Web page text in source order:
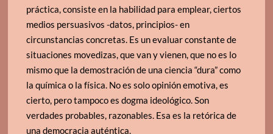
práctica, consiste en la habilidad para emplear, ciertos
medios persuasivos -datos, principios- en
circunstancias concretas. Es un evaluar constante de
situaciones movedizas, que van y vienen, que no es lo
mismo que la demostración de una ciencia “dura” como
la química o la física. No es solo opinión emotiva, es
cierto, pero tampoco es dogma ideológico. Son
verdades probables, razonables. Esa es la retórica de
una democracia auténtica.